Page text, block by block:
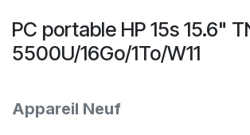
PC portable HP 15s 15.6"
5500U/16Go/1To/W11
Appareil Neuf